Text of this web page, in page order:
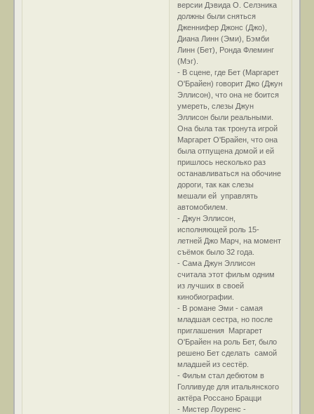
версии Дэвида О. Селзника
должны были сняться
Дженнифер Джонс (Джо),
Диана Линн (Эми), Бэмби
Линн (Бет), Ронда Флеминг
(Мэг).
- В сцене, где Бет (Маргарет
О'Брайен) говорит Джо (Джун
Эллисон), что она не боится
умереть, слезы Джун
Эллисон были реальными.
Она была так тронута игрой
Маргарет О'Брайен, что она
была отпущена домой и ей
пришлось несколько раз
останавливаться на обочине
дороги, так как слезы
мешали ей управлять
автомобилем.
- Джун Эллисон,
исполняющей роль 15-
летней Джо Марч, на момент
съёмок было 32 года.
- Сама Джун Эллисон
считала этот фильм одним
из лучших в своей
кинобиографии.
- В романе Эми - самая
младшая сестра, но после
приглашения Маргарет
О'Брайен на роль Бет, было
решено Бет сделать самой
младшей из сестёр.
- Фильм стал дебютом в
Голливуде для итальянского
актёра Россано Брацци
- Мистер Лоуренс -